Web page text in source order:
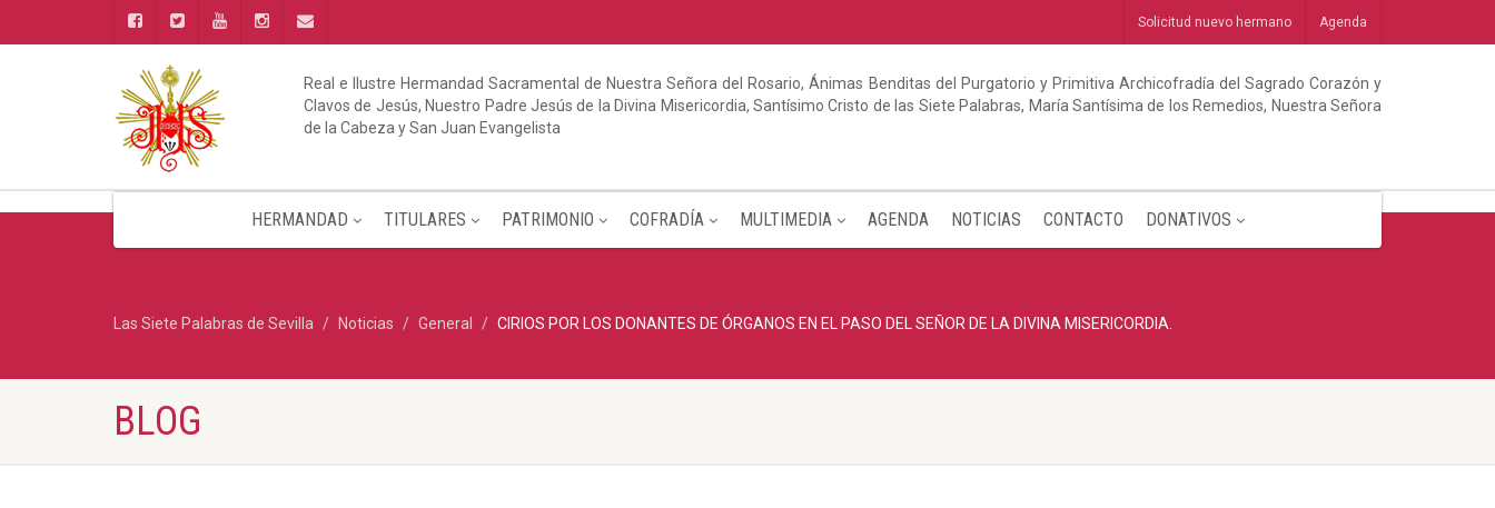
Solicitud nuevo hermano Agenda
Real e Ilustre Hermandad Sacramental de Nuestra Señora del Rosario, Ánimas Benditas del Purgatorio y Primitiva Archicofradía del Sagrado Corazón y
Clavos de Jesús, Nuestro Padre Jesús de la Divina Misericordia, Santísimo Cristo de las Siete Palabras, María Santísima de los Remedios, Nuestra Señora
de la Cabeza y San Juan Evangelista
HERMANDAD TITULARES PATRIMONIO COFRADÍA MULTIMEDIA AGENDA NOTICIAS CONTACTO DONATIVOS
Las Siete Palabras de Sevilla Noticias General CIRIOS POR LOS DONANTES DE ÓRGANOS EN EL PASO DEL SEÑOR DE LA DIVINA MISERICORDIA.
BLOG